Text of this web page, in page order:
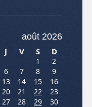
août 2026
J V S D
1
2
6 7 8
9
13 14 15
16
20 21 22
23
27 28 29
30